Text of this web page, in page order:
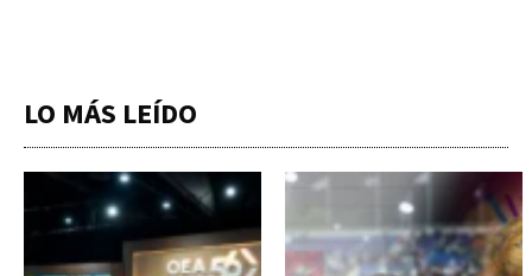
LO MÁS LEÍDO